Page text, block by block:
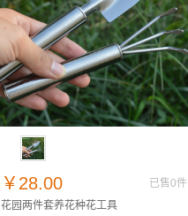
￥28.00
已售0件
花园两件套养花种花工具